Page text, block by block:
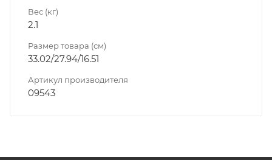
Вес (кг)
2.1
Размер товара (см)
33.02/27.94/16.51
Артикул производителя
09543